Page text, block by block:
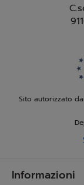
Sito autorizzato
Informazioni